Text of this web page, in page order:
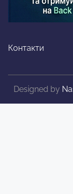
Контакти
Designed by